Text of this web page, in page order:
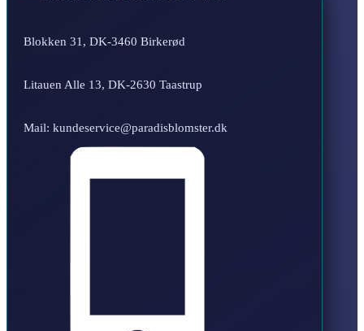
Blokken 31, DK-3460 Birkerød
Litauen Alle 13, DK-2630 Taastrup
Mail: kundeservice@paradisblomster.dk